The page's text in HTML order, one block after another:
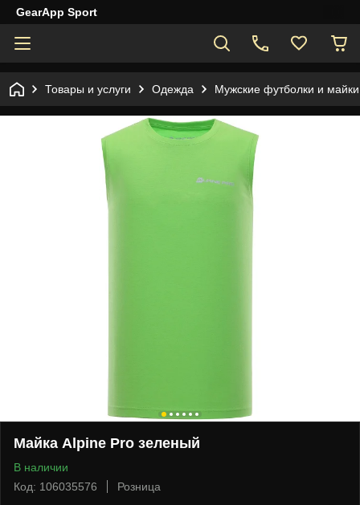
GearApp Sport
Товары и услуги Одежда Мужские футболки и майки
Майка Alpine Pro зеленый
В наличии
Код: 106035576
Розница